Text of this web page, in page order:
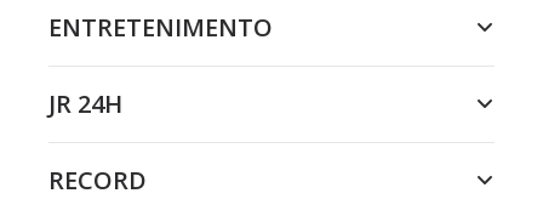
ENTRETENIMENTO
JR 24H
RECORD